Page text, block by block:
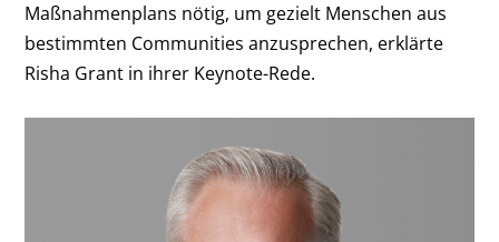
Maßnahmenplans nötig, um gezielt Menschen aus
bestimmten Communities anzusprechen, erklärte
Risha Grant in ihrer Keynote-Rede.